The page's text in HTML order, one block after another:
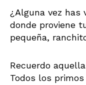
¿Alguna vez has
donde proviene
pequeña,
Recuerdo
Todos los